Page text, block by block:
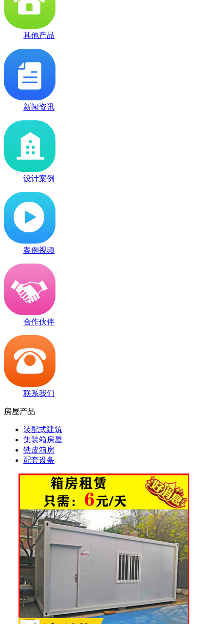
其他产品
新闻资讯
设计案例
案例视频
合作伙伴
联系我们
房屋产品
装配式建筑
集装箱房屋
铁皮箱房
配套设备